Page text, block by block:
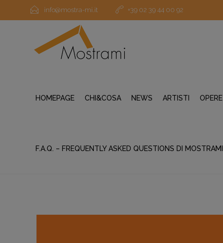
info@mostra-mi.it +39 02 39 44 00 92
HOMEPAGE CHI&COSA NEWS ARTISTI OPERE
F.A.Q. – FREQUENTLY ASKED QUESTIONS DI MOSTRAMI